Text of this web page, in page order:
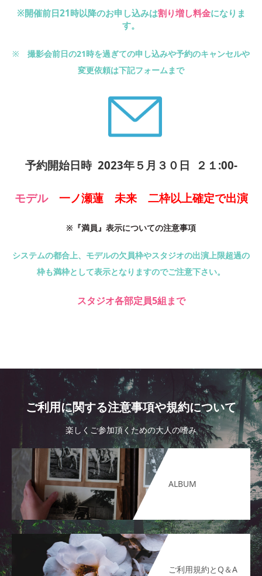
※開催前日21時以降のお申し込みは割り増し料金になりま
す。
※ 撮影会前日の21時を過ぎての申し込みや予約のキャンセルや
変更依頼は下記フォームまで
予約開始日時 2023年５月３０日 ２１:00-
モデル一ノ瀬蓮 未来 二枠以上確定で出演
※『満員』表示についての注意事項
システムの都合上、モデルの欠員枠やスタジオの出演上限超過の
枠も満枠として表示となりますのでご注意下さい。
スタジオ各部定員5組まで
ご利用に関する注意事項や規約について
楽しくご参加頂くための大人の嗜み
ALBUM
ご利用規約とQ＆A